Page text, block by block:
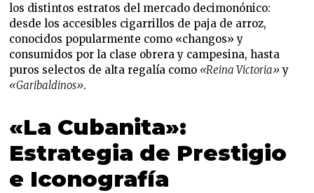
los distintos estratos del mercado decimonónico:
desde los accesibles cigarrillos de paja de arroz,
conocidos popularmente como «changos» y
consumidos por la clase obrera y campesina, hasta
puros selectos de alta regalía como «Reina Victoria»y
«Garibaldinos».
«La Cubanita»:
Estrategia de Prestigio
e Iconografía